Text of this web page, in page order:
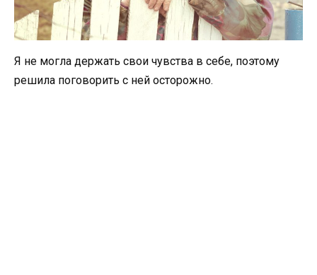
Я не могла держать свои чувства в себе, поэтому
решила поговорить с ней осторожно.